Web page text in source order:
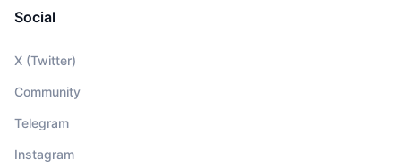
Social
X (Twitter)
Community
Telegram
Instagram